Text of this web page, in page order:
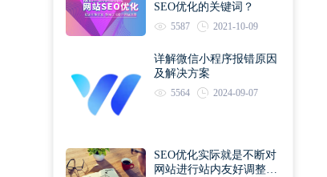
SEO优化的关键词？
5587 2021-10-09
详解微信小程序报错原因
及解决方案
5564 2024-09-07
SEO优化实际就是不断对
网站进行站内友好调整直